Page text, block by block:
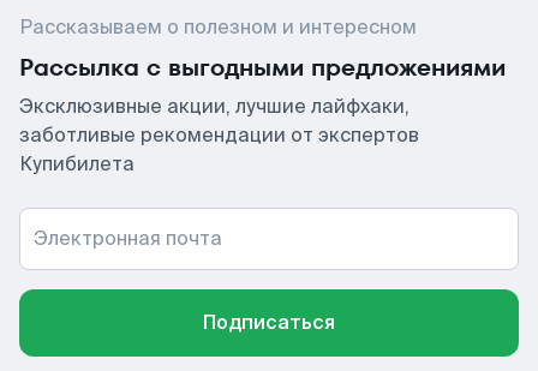
Рассказываем о полезном и интересном
Рассылка с выгодными предложениями
Эксклюзивные акции, лучшие лайфхаки,
заботливые рекомендации от экспертов
Купибилета
Электронная почта
Подписаться